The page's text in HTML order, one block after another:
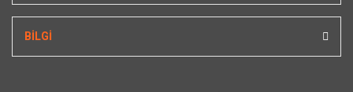
BİLGİ